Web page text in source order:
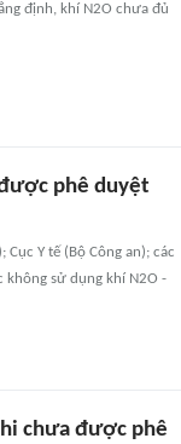
định, khí N2O chưa đủ
phê duyệt
Y tế (Bộ Công an); các
không sử dụng khí N2O -
chưa được phê